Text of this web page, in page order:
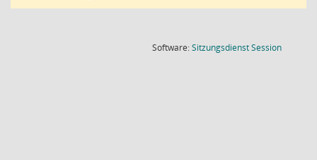
Software:SitzungsdienstSession(Wird in